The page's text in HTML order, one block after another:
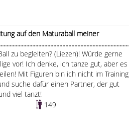
auf den Maturaball meiner
zu begleiten? (Liezen)! Würde gerne
vor! Ich denke, ich tanze gut, aber es
Mit Figuren bin ich nicht im Training
suche dafür einen Partner, der gut
viel tanzt!
149